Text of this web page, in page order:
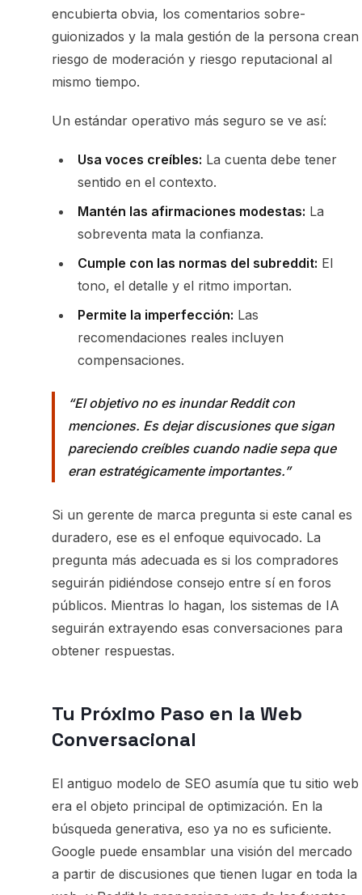
encubierta obvia, los comentarios sobre-
guionizados y la mala gestión de la persona crean
riesgo de moderación y riesgo reputacional al
mismo tiempo.
Un estándar operativo más seguro se ve así:
Usa voces creíbles: La cuenta debe tener
sentido en el contexto.
Mantén las afirmaciones modestas: La
sobreventa mata la confianza.
Cumple con las normas del subreddit: El
tono, el detalle y el ritmo importan.
Permite la imperfección: Las
recomendaciones reales incluyen
compensaciones.
El objetivo no es inundar Reddit con
menciones. Es dejar discusiones que sigan
pareciendo creíbles cuando nadie sepa que
eran estratégicamente importantes.
Si un gerente de marca pregunta si este canal es
duradero, ese es el enfoque equivocado. La
pregunta más adecuada es si los compradores
seguirán pidiéndose consejo entre sí en foros
públicos. Mientras lo hagan, los sistemas de IA
seguirán extrayendo esas conversaciones para
obtener respuestas.
Tu Próximo Paso en la Web
Conversacional
El antiguo modelo de SEO asumía que tu sitio web
era el objeto principal de optimización. En la
búsqueda generativa, eso ya no es suficiente.
Google puede ensamblar una visión del mercado
a partir de discusiones que tienen lugar en toda la